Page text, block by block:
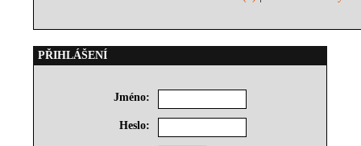
PŘIHLÁŠENÍ
Jméno:
Heslo: